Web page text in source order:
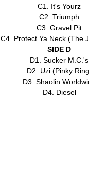
C1. It's Yourz
C2. Triumph
C3. Gravel Pit
C4. Protect Ya Neck (The
SIDE D
D1. Sucker M.C.'s
D2. Uzi (Pinky
D3. Shaolin
D4. Diesel